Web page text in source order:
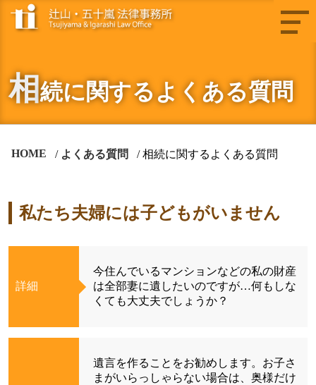
相続に関するよくある質問
HOME よくある質問 相続に関するよくある質問
私たち夫婦には子どもがいません
詳細
今住んでいるマンションなどの私の財産
は全部妻に遺したいのですが…何もしな
くても大丈夫でしょうか？
遺言を作ることをお勧めします。お子さ
まがいらっしゃらない場合は、奥様だけ